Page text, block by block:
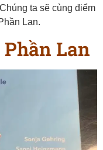
ta sẽ cùng điểm
Lan.
Lan